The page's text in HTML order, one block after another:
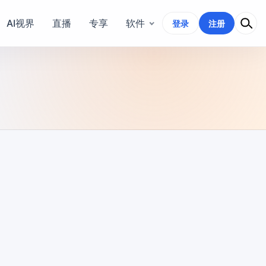
AI视界 直播 专享 软件 登录 注册